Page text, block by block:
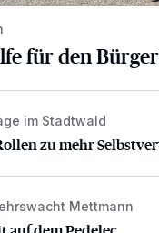
für den
zu mehr
im Stadtwald
zu mehr
auf dem Pedelec
Mettmann